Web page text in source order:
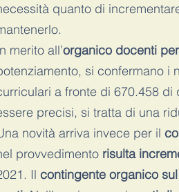
quanto di
merito all’organico docenti
si confermano i
a fronte di 670.458 di
precisi, si tratta di una
novità arriva invece per il
provvedimento risulta
Il contingente organico